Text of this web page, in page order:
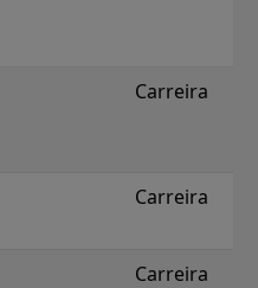
Carreira
Carreira
Carreira